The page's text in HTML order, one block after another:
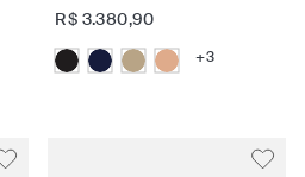
R$ 3.380,90
+3